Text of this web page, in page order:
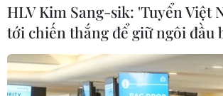
Hệ sinh thái khởi
nghiệp Thành phố Hồ Chí Minh xếp
hạng 98 toàn cầu
HLV Kim Sang-sik: 'Tuyển Việt
tới chiến thắng để giữ ngôi đầu